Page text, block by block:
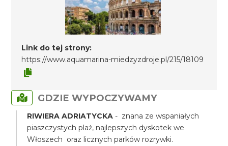
Link do tej strony:
https://www.aquamarina-miedzyzdroje.pl/215/18109
GDZIE WYPOCZYWAMY
RIWIERA ADRIATYCKA- znana ze wspaniałych
piaszczystych plaż, najlepszych dyskotek we
Włoszech oraz licznych parków rozrywki.